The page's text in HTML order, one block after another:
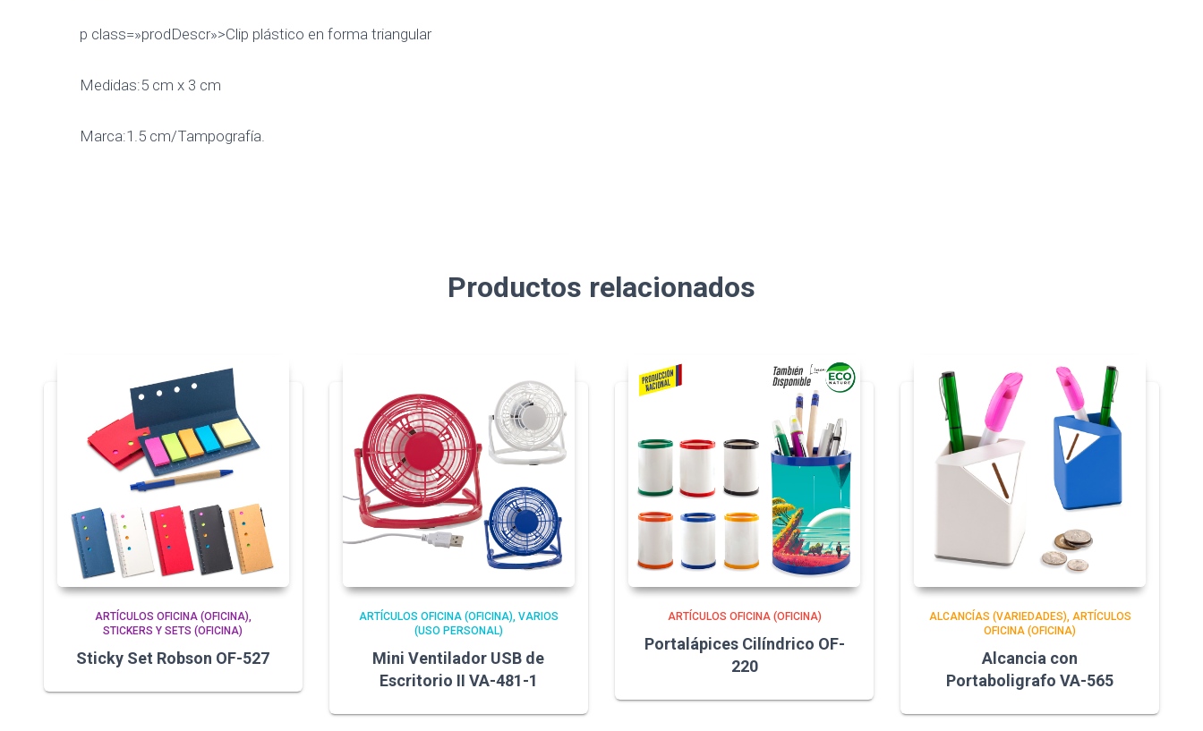
p class=»prodDescr»>Clip plástico en forma triangular
Medidas:5 cm x 3 cm
Marca:1.5 cm/Tampografía.
Productos relacionados
ARTÍCULOS OFICINA (OFICINA)
STICKERS Y SETS (OFICINA)
Sticky Set Robson OF-527
ARTÍCULOS OFICINA (OFICINA) VARIOS
(USO PERSONAL)
Mini Ventilador USB de
Escritorio II VA-481-1
ARTÍCULOS OFICINA (OFICINA)
Portalápices Cilíndrico OF-
220
ALCANCÍAS (VARIEDADES) ARTÍCULOS
OFICINA (OFICINA)
Alcancia con
Portaboligrafo VA-565